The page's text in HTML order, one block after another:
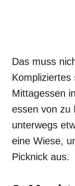
Das muss
Kompliziertes
Mittagessen
essen von zu
unterwegs
eine Wiese,
Picknick aus.